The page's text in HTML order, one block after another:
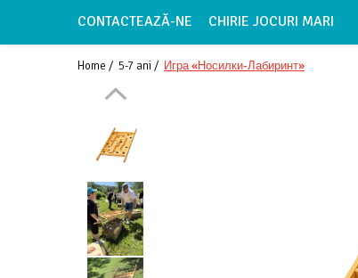
CONTACTEAZĂ-NE CHIRIE JOCURI MARI
Home / 5-7 ani / Игра «Носилки-Лабиринт»